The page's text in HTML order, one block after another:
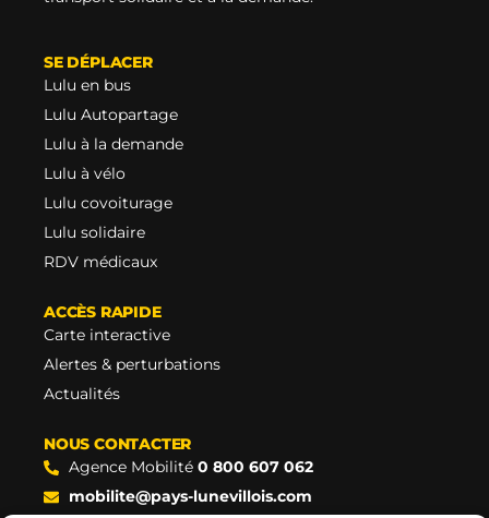
SE DÉPLACER
Lulu en bus
Lulu Autopartage
Lulu à la demande
Lulu à vélo
Lulu covoiturage
Lulu solidaire
RDV médicaux
ACCÈS RAPIDE
Carte interactive
Alertes & perturbations
Actualités
NOUS CONTACTER
Agence Mobilité 0 800 607 062
mobilite@pays-lunevillois.com